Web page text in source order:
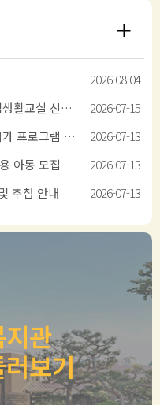
2026-08-04
[모집마감] 2026년 슬기로운 자립생활교실 신규 참여자 모집
2026-07-15
[추가모집] 2026년 하반기 문화여가 프로그램 이용 아동 모집
2026-07-13
아동 모집
2026-07-13
추첨 안내
2026-07-13
관
보기